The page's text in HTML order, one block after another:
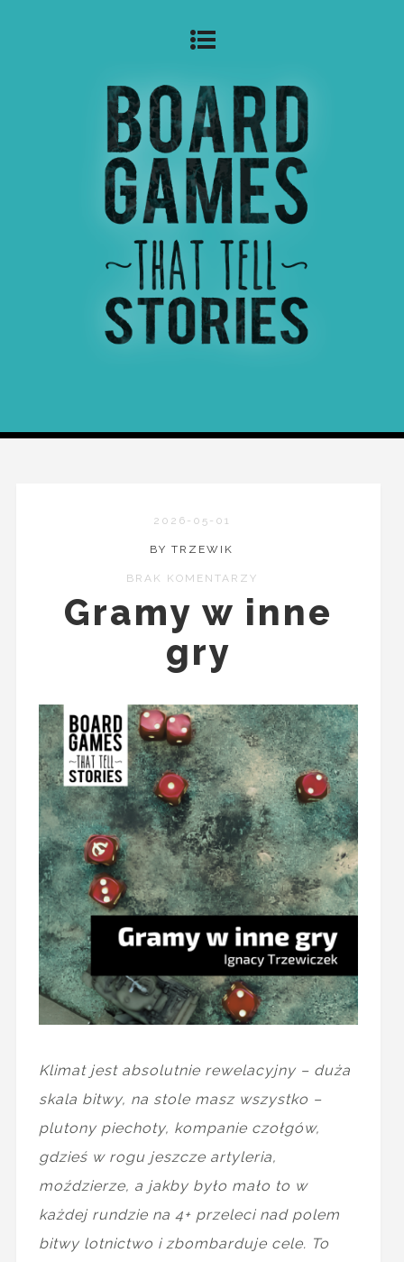
2026-05-01
BY TRZEWIK
BRAK KOMENTARZY
Gramy w inne
gry
Klimat jest absolutnie rewelacyjny – duża
skala bitwy, na stole masz wszystko –
plutony piechoty, kompanie czołgów,
gdzieś w rogu jeszcze artyleria,
moździerze, a jakby było mało to w
każdej rundzie na 4+ przeleci nad polem
bitwy lotnictwo i zbombarduje cele. To